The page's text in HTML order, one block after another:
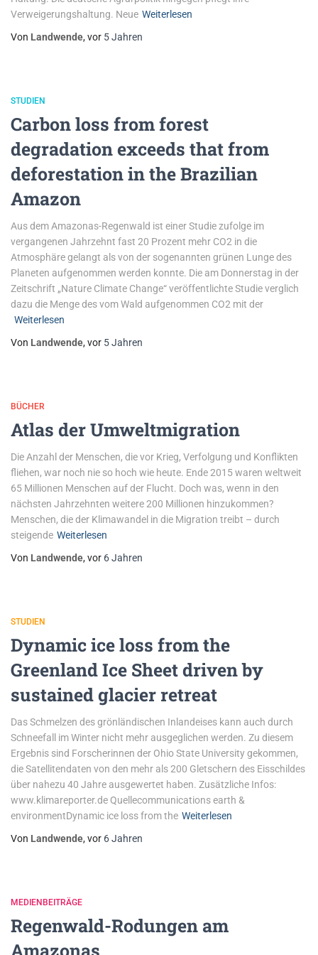
Verweigerungshaltung. Neue Weiterlesen
Von Landwende, vor 5 Jahren
STUDIEN
Carbon loss from forest
degradation exceeds that from
deforestation in the Brazilian
Amazon
Aus dem Amazonas-Regenwald ist einer Studie zufolge im
vergangenen Jahrzehnt fast 20 Prozent mehr CO2 in die
Atmosphäre gelangt als von der sogenannten grünen Lunge des
Planeten aufgenommen werden konnte. Die am Donnerstag in der
Zeitschrift „Nature Climate Change“ veröffentlichte Studie verglich
dazu die Menge des vom Wald aufgenommen CO2 mit der
Weiterlesen
Von Landwende, vor 5 Jahren
BÜCHER
Atlas der Umweltmigration
Die Anzahl der Menschen, die vor Krieg, Verfolgung und Konflikten
fliehen, war noch nie so hoch wie heute. Ende 2015 waren weltweit
65 Millionen Menschen auf der Flucht. Doch was, wenn in den
nächsten Jahrzehnten weitere 200 Millionen hinzukommen?
Menschen, die der Klimawandel in die Migration treibt – durch
steigende Weiterlesen
Von Landwende, vor 6 Jahren
STUDIEN
Dynamic ice loss from the
Greenland Ice Sheet driven by
sustained glacier retreat
Das Schmelzen des grönländischen Inlandeises kann auch durch
Schneefall im Winter nicht mehr ausgeglichen werden. Zu diesem
Ergebnis sind Forscherinnen der Ohio State University gekommen,
die Satellitendaten von den mehr als 200 Gletschern des Eisschildes
über nahezu 40 Jahre ausgewertet haben. Zusätzliche Infos:
www.klimareporter.de Quellecommunications earth &
environmentDynamic ice loss from the Weiterlesen
Von Landwende, vor 6 Jahren
MEDIENBEITRÄGE
Regenwald-Rodungen am